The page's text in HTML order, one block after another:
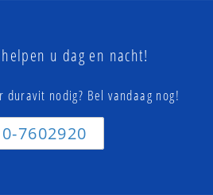
u dag en nacht!
nodig? Bel vandaag nog!
7602920